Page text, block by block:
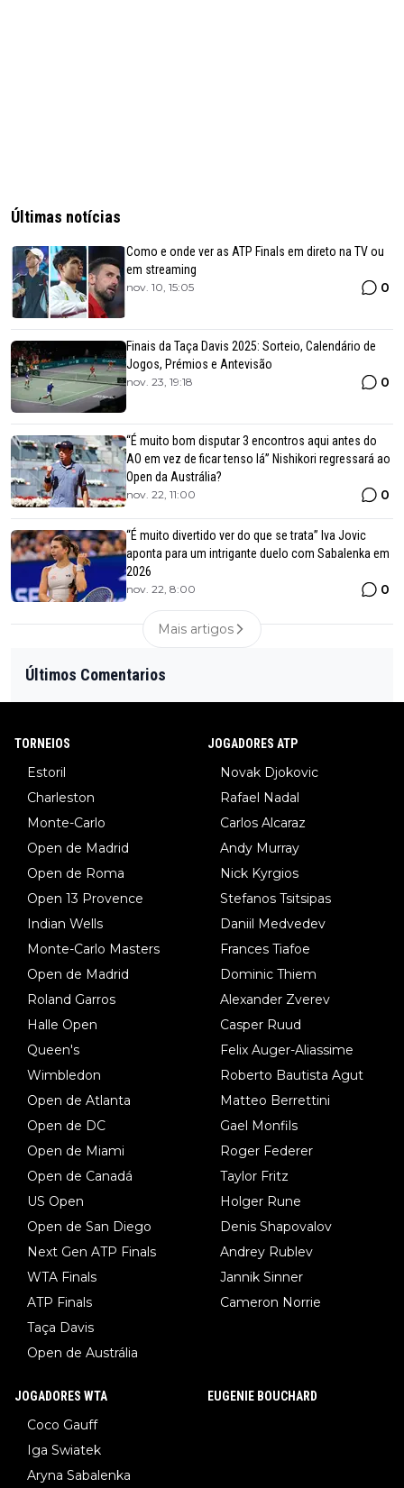
Últimas notícias
Como e onde ver as ATP Finals em direto na TV ou
em streaming
nov. 10, 15:05 0
Finais da Taça Davis 2025: Sorteio, Calendário de
Jogos, Prémios e Antevisão
nov. 23, 19:18 0
“É muito bom disputar 3 encontros aqui antes do
AO em vez de ficar tenso lá” Nishikori regressará ao
Open da Austrália?
nov. 22, 11:00 0
“É muito divertido ver do que se trata” Iva Jovic
aponta para um intrigante duelo com Sabalenka em
2026
nov. 22, 8:00 0
Mais artigos
Últimos Comentarios
TORNEIOS
Estoril
Charleston
Monte-Carlo
Open de Madrid
Open de Roma
Open 13 Provence
Indian Wells
Monte-Carlo Masters
Open de Madrid
Roland Garros
Halle Open
Queen's
Wimbledon
Open de Atlanta
Open de DC
Open de Miami
Open de Canadá
US Open
Open de San Diego
Next Gen ATP Finals
WTA Finals
ATP Finals
Taça Davis
Open de Austrália
JOGADORES ATP
Novak Djokovic
Rafael Nadal
Carlos Alcaraz
Andy Murray
Nick Kyrgios
Stefanos Tsitsipas
Daniil Medvedev
Frances Tiafoe
Dominic Thiem
Alexander Zverev
Casper Ruud
Felix Auger-Aliassime
Roberto Bautista Agut
Matteo Berrettini
Gael Monfils
Roger Federer
Taylor Fritz
Holger Rune
Denis Shapovalov
Andrey Rublev
Jannik Sinner
Cameron Norrie
JOGADORES WTA
Coco Gauff
Iga Swiatek
Aryna Sabalenka
EUGENIE BOUCHARD